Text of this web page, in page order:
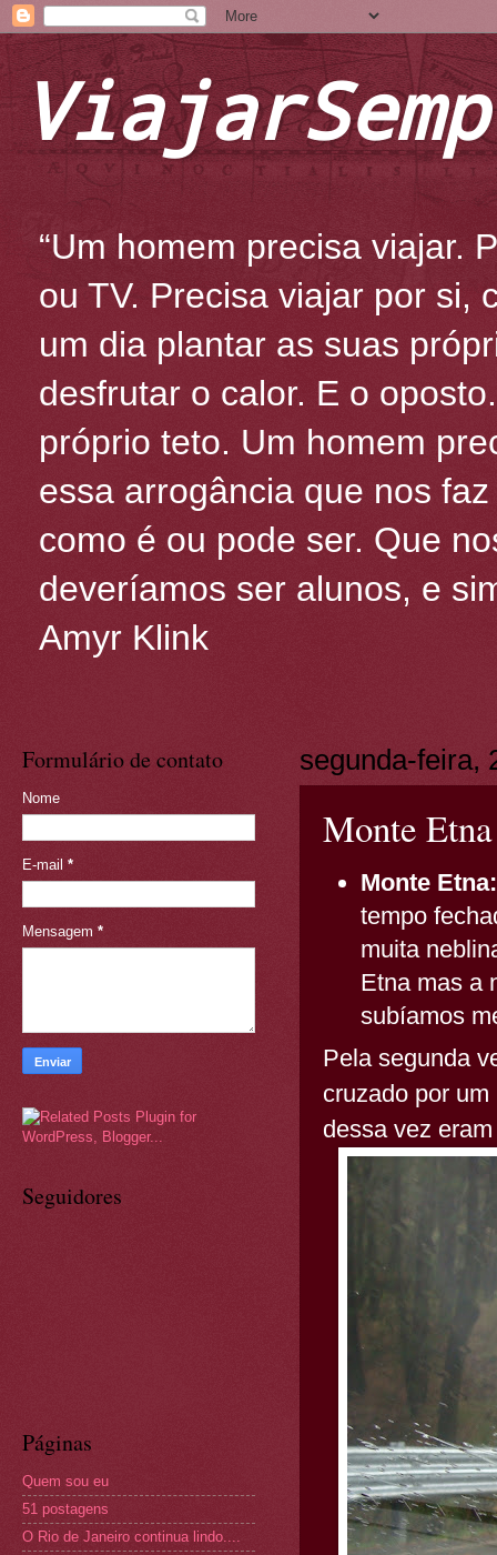
“Um homem precisa viajar.
ou TV. Precisa viajar por si,
um dia plantar as suas
desfrutar o calor. E o
próprio teto. Um homem
essa arrogância que nos
como é ou pode ser. Que
deveríamos ser alunos, e
Amyr Klink
segunda-feira,
Monte
Monte Etna:
tempo
muita
Etna mas a
subíamos
Pela segunda
cruzado por
dessa vez
Formulário de contato
Nome
E-mail *
Mensagem *
Seguidores
Páginas
Quem sou eu
51 postagens
O Rio de Janeiro continua lindo....